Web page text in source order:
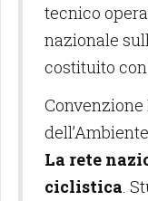
tecnico
nazionale
costituito con
La rete
ciclistica .